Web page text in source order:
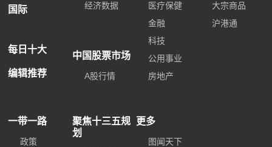
国际
每日十大
编辑推荐
经济数据
中国股票市场
A股行情
医疗保健
金融
科技
公用事业
房地产
大宗商品
沪港通
一带一路
政策
聚焦十三五规
划
更多
图闻天下